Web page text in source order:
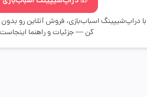
با دراپ‌شیپینگ اسباب‌بازی، فروش آنلاین رو بدون
کن — جزئیات و راهنما